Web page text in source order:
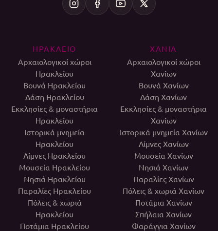
ΗΡΑΚΛΕΙΟ
Αρχαιολογικοί χώροι
Ηρακλείου
Βουνά Ηρακλείου
Δάση Ηρακλείου
Εκκλησίες & μοναστήρια
Ηρακλείου
Ιστορικά μνημεία
Ηρακλείου
Λίμνες Ηρακλείου
Μουσεία Ηρακλείου
Νησιά Ηρακλείου
Παραλίες Ηρακλείου
Πόλεις & χωριά
Ηρακλείου
Ποτάμια Ηρακλείου
ΧΑΝΙΑ
Αρχαιολογικοί χώροι
Χανίων
Βουνά Χανίων
Δάση Χανίων
Εκκλησίες & μοναστήρια
Χανίων
Ιστορικά μνημεία Χανίων
Λίμνες Χανίων
Μουσεία Χανίων
Νησιά Χανίων
Παραλίες Χανίων
Πόλεις & χωριά Χανίων
Ποτάμια Χανίων
Σπήλαια Χανίων
Φαράγγια Χανίων